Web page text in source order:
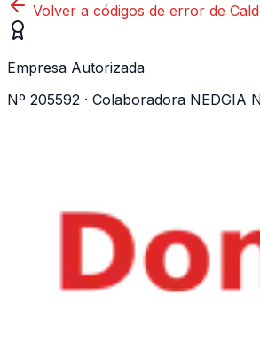
Volver a códigos de error de
Empresa Autorizada
Nº 205592 · Colaboradora NEDGIA